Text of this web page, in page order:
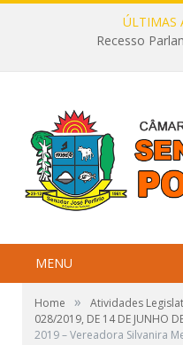
ÚLTIMAS
Recesso
MENU
Home » Atividades
028/2019, DE 14 DE JUNHO
2019 – Vereadora Silvanira